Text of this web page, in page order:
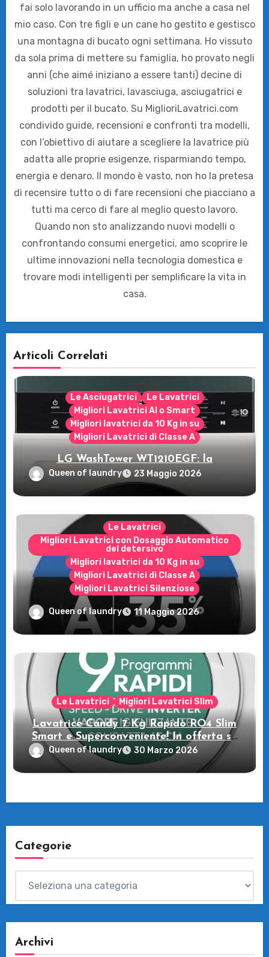
fai solo lavorando in un ufficio ma anche a casa nel
mio caso. Con tre figli e un cane ho gestito e gestisco
una montagna di bucato ogni settimana. Ho vissuto
da sola prima di mettere su famiglia, ho provato negli
anni (che aimé iniziano a essere tanti) decine di
soluzioni tra lavatrici, lavasciuga, asciugatrici e
prodotti per il bucato. Su MiglioriLavatrici.com
condivido guide, recensioni e confronti tra modelli,
con l’obiettivo di aiutare a scegliere la lavatrice più
adatta alle proprie esigenze, risparmiando tempo,
energia e denaro. Il mondo è vasto, non ho la pretesa
di recensire tutto o di fare recensioni che piacciano a
tutti ma cerco di fare al meglio questo lavoro.
Quando non sto analizzando nuovi modelli o
confrontando consumi energetici, amo scoprire le
ultime innovazioni nella tecnologia domestica e
trovare modi intelligenti per semplificare la vita in
casa.
Articoli Correlati
Le Asciugatrici
Le Lavatrici
Migliori Lavatrici AI o Smart
Migliori lavatrici da 10 Kg in su
Migliori Lavatrici di Classe A
LG WashTower WT1210EGF: la
rivoluzione intelligente per il tuo bucato!
Queen of laundry 23 Maggio 2026
Le Lavatrici
Migliori Lavatrici con Dosaggio Automatico
del detersivo
Migliori lavatrici da 10 Kg in su
Migliori Lavatrici di Classe A
Migliori Lavatrici Silenziose
Recensione della Lavatrice Candy
MultiWash: Innovazione e flessibilità a
casa tua!
Queen of laundry 11 Maggio 2026
Le Lavatrici Migliori Lavatrici Slim
Lavatrice Candy 7 Kg Rapidò RO4 Slim
Smart e Superconveniente! In offerta su
Amazon
Queen of laundry 30 Marzo 2026
Categorie
Archivi